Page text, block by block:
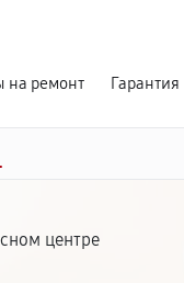
на ремонт Гарантия
центре